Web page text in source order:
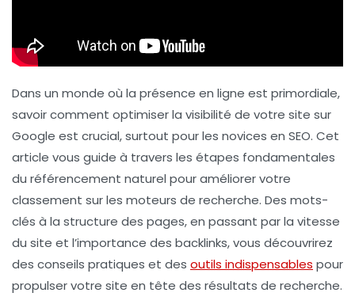
Dans un monde où la présence en ligne est primordiale,
savoir comment optimiser la visibilité de votre site sur
Google est crucial, surtout pour les novices en SEO. Cet
article vous guide à travers les étapes fondamentales
du référencement naturel pour améliorer votre
classement sur les moteurs de recherche. Des mots-
clés à la structure des pages, en passant par la vitesse
du site et l’importance des backlinks, vous découvrirez
des conseils pratiques et des outils indispensables pour
propulser votre site en tête des résultats de recherche.